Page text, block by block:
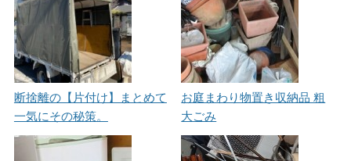
断捨離の【片付け】まとめて
一気にその秘策。
お庭まわり物置き収納品 粗
大ごみ